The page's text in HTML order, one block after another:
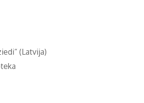
(Latvija)